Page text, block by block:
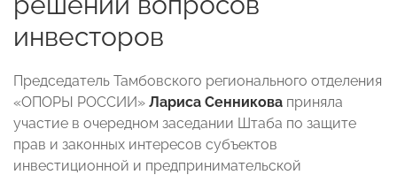
инвесторов
Председатель Тамбовского регионального отделения
«ОПОРЫ РОССИИ» Лариса Сенникова приняла
участие в очередном заседании Штаба по защите
прав и законных интересов субъектов
инвестиционной и предпринимательской